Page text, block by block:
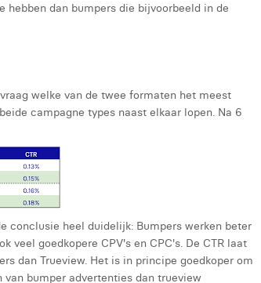
dan bumpers die bijvoorbeeld in de
welke van de twee formaten het meest
campagne types naast elkaar lopen. Na 6
conclusie heel duidelijk: Bumpers werken beter
veel goedkopere CPV's en CPC's. De CTR laat
dan Trueview. Het is in principe goedkoper om
bumper advertenties dan trueview